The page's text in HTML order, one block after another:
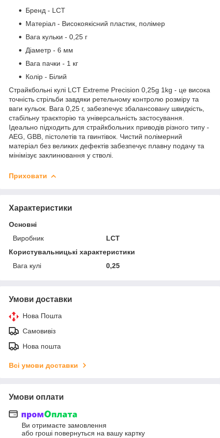
Бренд - LCT
Матеріал - Високоякісний плаcтик, полімер
Вага кульки - 0,25 г
Діаметр - 6 мм
Вага пачки - 1 кг
Колір - Білий
Страйкбольні кулі LCT Extreme Precision 0,25g 1kg - це висока
точність стрільби завдяки ретельному контролю розміру та
ваги кульок. Вага 0,25 г, забезпечує збалансовану швидкість,
стабільну траєкторію та універсальність застосування.
Ідеально підходить для страйкбольних приводів різного типу -
AEG, GBB, пістолетів та гвинтівок. Чистий полімерний
матеріал без великих дефектів забезпечує плавну подачу та
мінімізує заклинювання у стволі.
Приховати
Характеристики
Основні
Виробник
LCT
Користувальницькі характеристики
Вага кулі
0,25
Умови доставки
Нова Пошта
Самовивіз
Нова пошта
Всі умови доставки
Умови оплати
Ви отримаєте замовлення
або гроші повернуться на вашу картку